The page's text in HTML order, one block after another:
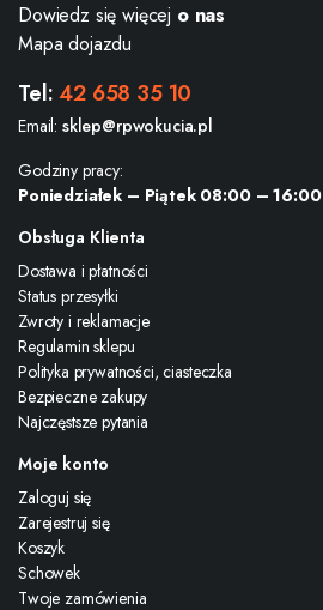
Dowiedz się więcej o nas
Mapa dojazdu
Tel:42 658 35 10
Email: sklep@rpwokucia.pl
Godziny pracy:
Poniedziałek – Piątek 08:00 – 16:00
Obsługa Klienta
Dostawa i płatności
Status przesyłki
Zwroty i reklamacje
Regulamin sklepu
Polityka prywatności, ciasteczka
Bezpieczne zakupy
Najczęstsze pytania
Moje konto
Zaloguj się
Zarejestruj się
Koszyk
Schowek
Twoje zamówienia